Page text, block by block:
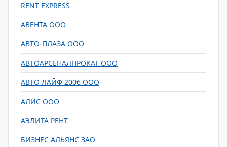
RENT EXPRESS
АВЕНТА ООО
АВТО-ПЛАЗА ООО
АВТОАРСЕНАЛПРОКАТ ООО
АВТО ЛАЙФ 2006 ООО
АЛИС ООО
АЭЛИТА РЕНТ
БИЗНЕС АЛЬЯНС ЗАО